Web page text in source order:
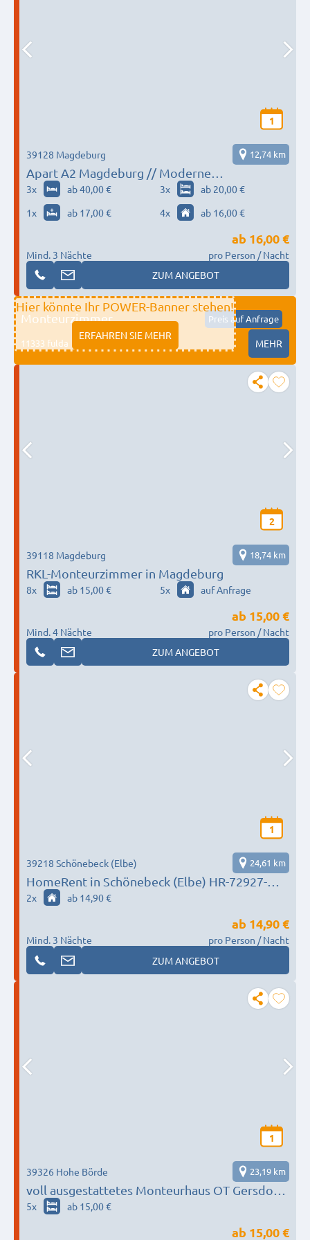
1
Apart A2 Magdeburg // Moderne
Monteurwohnungen und Apartments
39128 Magdeburg 12,74 km
3x ab 40,00 € 3x
ab 20,00 €
1x ab 17,00 € 4x ab 16,00 €
Mind. 3 Nächte
ab 16,00 €
pro Person / Nacht
ZUM ANGEBOT
Hier könnte Ihr POWER-Banner stehen!
ERFAHREN SIE MEHR
Monteurzimmer Preis auf Anfrage
11333 fulda MEHR
2
RKL-Monteurzimmer in Magdeburg
39118 Magdeburg 18,74 km
8x ab 15,00 € 5x auf Anfrage
Mind. 4 Nächte
ab 15,00 €
pro Person / Nacht
ZUM ANGEBOT
1
HomeRent in Schönebeck (Elbe) HR-72927-
schoenebeck
39218 Schönebeck (Elbe) 24,61 km
2x ab 14,90 €
Mind. 3 Nächte
ab 14,90 €
pro Person / Nacht
ZUM ANGEBOT
1
voll ausgestattetes Monteurhaus OT Gersdorf
nahe Magdeburg
39326 Hohe Börde 23,19 km
5x ab 15,00 €
ab 15,00 €